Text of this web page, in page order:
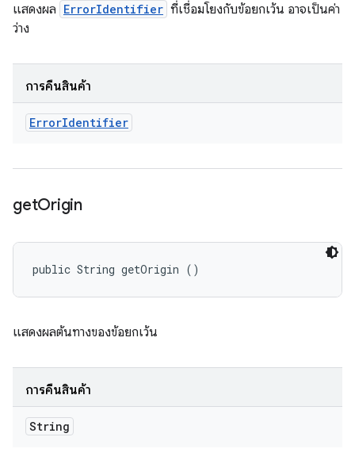
แสดงผล ErrorIdentifier ที่เชื่อมโยงกับข้อยกเว้น อาจเป็นค่า
ว่าง
การคืนสินค้า
ErrorIdentifier
getOrigin
public String getOrigin ()
แสดงผลต้นทางของข้อยกเว้น
การคืนสินค้า
String